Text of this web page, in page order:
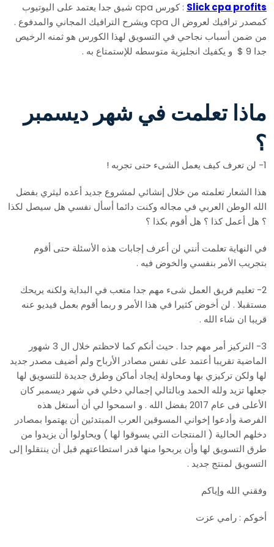
Slick cpa profits
: كورس cpa شيق جدا يعتمد على اليوتيوب
كمصدر ترافيك لعروض ال cpa ويشرح الترافيك المجاني والمدفوع .
من ضمن أسباب نجاحي في التسويق لهذا الكورس هو ثمنه الرخيص
جدا 9 $ و يكفيك انجليزية متوسطه للإستمتاع به .
ماذا تعلمت في شهر ديسمبر
؟
1- لن تعرف كيف يعمل الشىء حتى تجربه !
هذا الشعار تعلمته من خلال إنشائي لمشروع جديد أعده ليثري بفضل
الله الوطن العربي في مجاله وكنت دائما أسأل نفسي هل سيصل لكذا
؟ هل أعمل كذا ؟ هل أقوم بكذا ؟
في النهاية تعلمت أنني لن أعرف إجابات هذه الأسئلة حتى أقوم
بتجريب الأمر بنفسي والخوض فيه .
2- تعليم فريق العمل شىء مهم جدا متعب في البداية ولكنه يريحك
مستقبلا . لن أخوض كثيرا في هذا الأمر و ربما أقوم بعمل فيديو عنه
قريبا ان شاء الله .
3- التركيز أمر مهم جدا . حيث أنكم كما لاحظتم خلال ال 3 شهور
الماضية تقريبا أعتمد على نفس مصادر الأرباح ولم أضيف مصدر جديد
لها ولكن تركيزي بها ومحاولة إيجاد أماكن وطرق جديدة للتسويق لها
جعلها تزيد ولله الحمد وبالتالي إجمالي دخلي في شهر ديسمبر كان
الأعلى فى عام 2017 بفضل الله . و اسمحوا لي أن أستغل هذه
الفرصة وأدعوا إخواني المسوقين العرب المبتدئين أن يهتموا بمصادر
دخلهم الحالية ( المنتجات التي يسوقوا لها ) ويحاولوا أن يزيدوا من
طرق التسويق لها وأن يربحوا منها قدر استطاعتهم قبل أن ينتقلوا إلى
التسويق لمنتج جديد .
وفقني الله وإياكم
أخوكم : رامي عزت